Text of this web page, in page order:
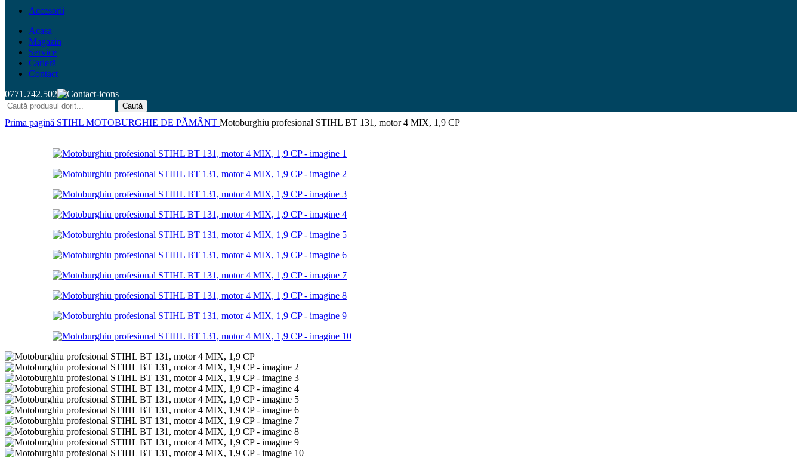
Accesorii
Acasa
Magazin
Service
Carieră
Contact
0771.742.502
Caută
Prima pagină STIHL MOTOBURGHIE DE PĂMÂNT Motoburghiu profesional STIHL BT 131, motor 4 MIX, 1,9 CP